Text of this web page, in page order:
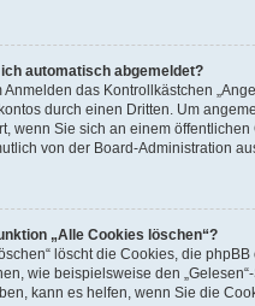
automatisch abgemeldet?
Anmelden das Kontrollkästchen
durch einen Dritten. Um
wenn Sie sich an einem
von der Board-Administration
„Alle Cookies löschen“?
löscht die Cookies, die
wie beispielsweise den
kann es helfen, wenn Sie die